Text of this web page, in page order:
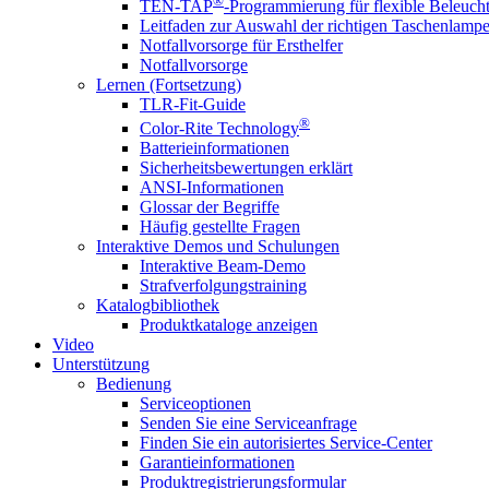
TEN-TAP -Programmierung für flexible
Leitfaden zur Auswahl der richtigen Taschenlampe
Notfallvorsorge für Ersthelfer
Notfallvorsorge
Lernen (Fortsetzung)
TLR-Fit-Guide
Color-Rite Technology®
Batterieinformationen
Sicherheitsbewertungen erklärt
ANSI-Informationen
Glossar der Begriffe
Häufig gestellte Fragen
Interaktive Demos und Schulungen
Interaktive Beam-Demo
Strafverfolgungstraining
Katalogbibliothek
Produktkataloge anzeigen
Video
Unterstützung
Bedienung
Serviceoptionen
Senden Sie eine Serviceanfrage
Finden Sie ein autorisiertes Service-Center
Garantieinformationen
Produktregistrierungsformular